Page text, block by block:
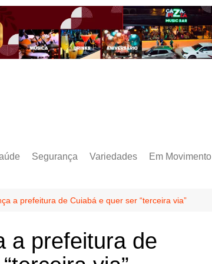
Segurança Variedades Em Movimento
a prefeitura de Cuiabá e quer ser “terceira via”
a prefeitura de